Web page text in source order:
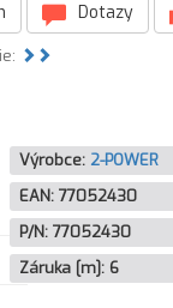
Dotazy
Výrobce: 2-POWER
EAN: 77052430
P/N: 77052430
Záruka [m]: 6